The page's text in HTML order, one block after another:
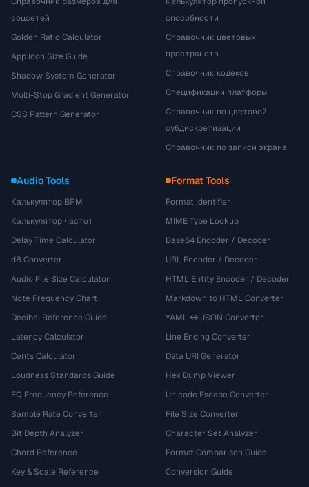
соцсетей
Golden Ratio Calculator
App Icon Size Guide
Shadow System Generator
Multi-Stop Gradient Generator
CSS Pattern Generator
способности
Справочник цветовых
пространств
Справочник кодеков
Спецификации платформ
Справочник по цветовой
субдискретизации
Справочник по записи экрана
Audio Tools
Калькулятор BPM
Калькулятор частот
Delay Time Calculator
dB Converter
Audio File Size Calculator
Note Frequency Chart
Decibel Reference Guide
Latency Calculator
Cents Calculator
Loudness Standards Guide
EQ Frequency Reference
Sample Rate Converter
Bit Depth Analyzer
Chord Reference
Key & Scale Reference
Format Tools
Format Identifier
MIME Type Lookup
Base64 Encoder / Decoder
URL Encoder / Decoder
HTML Entity Encoder / Decoder
Markdown to HTML Converter
YAML ↔ JSON Converter
Line Ending Converter
Data URI Generator
Hex Dump Viewer
Unicode Escape Converter
File Size Converter
Character Set Analyzer
Format Comparison Guide
Conversion Guide